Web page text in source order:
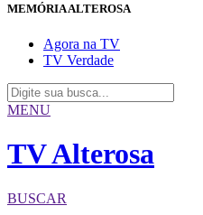
MEMÓRIA ALTEROSA
Agora na TV
TV Verdade
MENU
TV Alterosa
BUSCAR